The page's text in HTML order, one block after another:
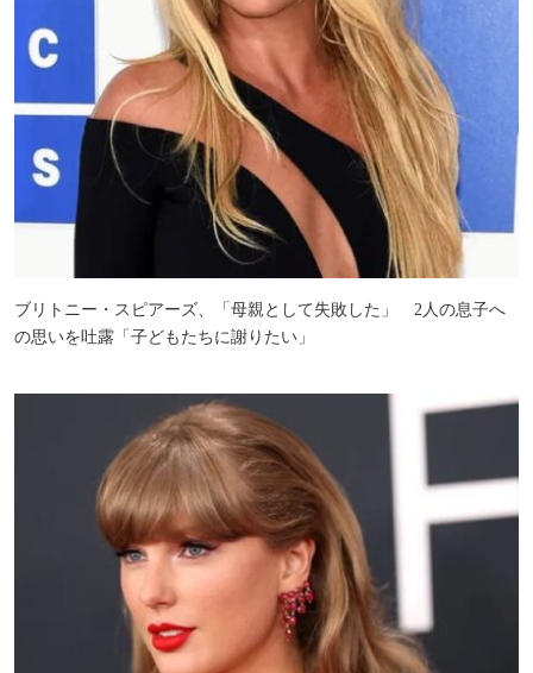
ブリトニー・スピアーズ、「母親として失敗した」 2人の息子へ
の思いを吐露「子どもたちに謝りたい」